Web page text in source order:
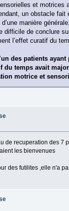
et
un obstacle
manière
difficile de conclure
l’effet curatif du
des patients
temps avait
motrice et
de recuperation des 7
les bienvenues
des futilites ,elle n'a